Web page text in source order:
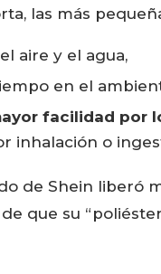
las más
aire y el agua,
en el
facilidad por
inhalación o
de Shein liberó
que su